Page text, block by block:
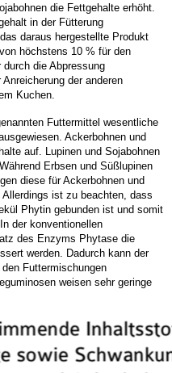
die Fettgehalte erhöht.
in der Fütterung
daraus hergestellte Produkt
höchstens 10 % für den
die Abpressung
der anderen
Kuchen.
Futtermittel wesentliche
Ackerbohnen und
auf. Lupinen und Sojabohnen
Erbsen und Süßlupinen
diese für Ackerbohnen und
ist zu beachten, dass
Phytin gebunden ist und somit
der konventionellen
des Enzyms Phytase die
werden. Dadurch kann der
Futtermischungen
weisen sehr geringe